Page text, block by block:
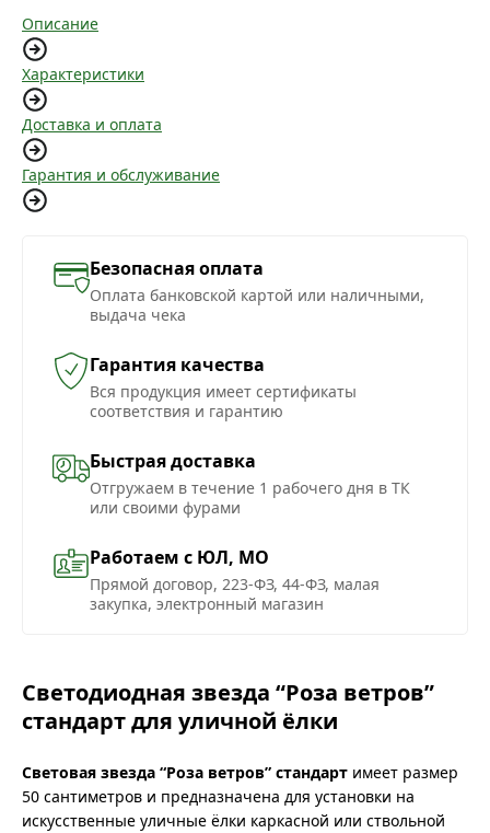
Описание
Характеристики
Доставка и оплата
Гарантия и обслуживание
Безопасная оплата
Оплата банковской картой или наличными,
выдача чека
Гарантия качества
Вся продукция имеет сертификаты
соответствия и гарантию
Быстрая доставка
Отгружаем в течение 1 рабочего дня в ТК
или своими фурами
Работаем с ЮЛ, МО
Прямой договор, 223-ФЗ, 44-ФЗ, малая
закупка, электронный магазин
Светодиодная звезда “Роза ветров”
стандарт для уличной ёлки
Световая звезда “Роза ветров” стандарт имеет размер
50 сантиметров и предназначена для установки на
искусственные уличные ёлки каркасной или ствольной